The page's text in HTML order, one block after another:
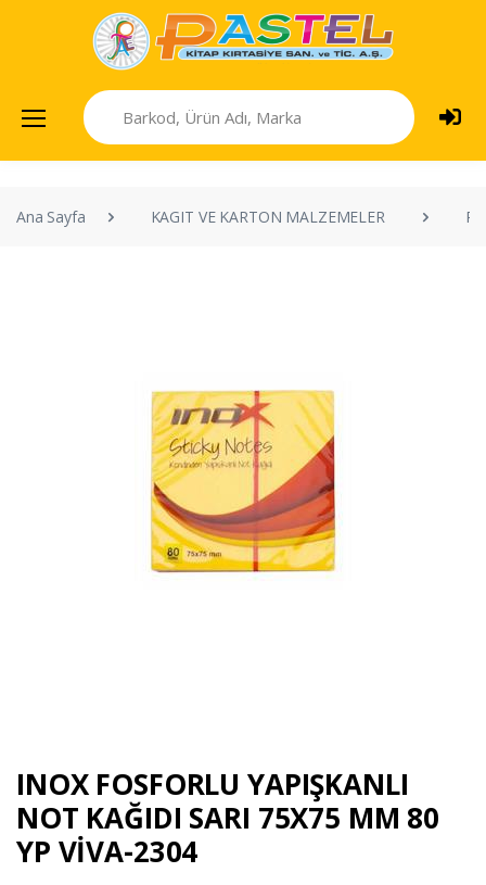
Ana Sayfa KAGIT VE KARTON MALZEMELER
INOX FOSFORLU YAPIŞKANLI
NOT KAĞIDI SARI 75X75 MM 80
YP VİVA-2304